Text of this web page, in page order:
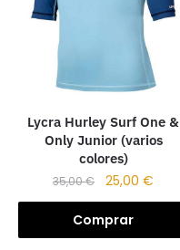
Lycra Hurley Surf One &
Only Junior (varios
colores)
35,00€ 25,00€
Comprar